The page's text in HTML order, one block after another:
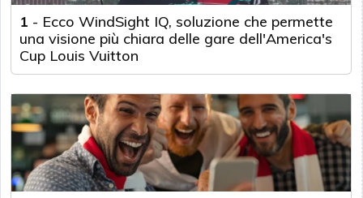
1 - Ecco WindSight IQ, soluzione che permette
una visione più chiara delle gare dell'America's
Cup Louis Vuitton